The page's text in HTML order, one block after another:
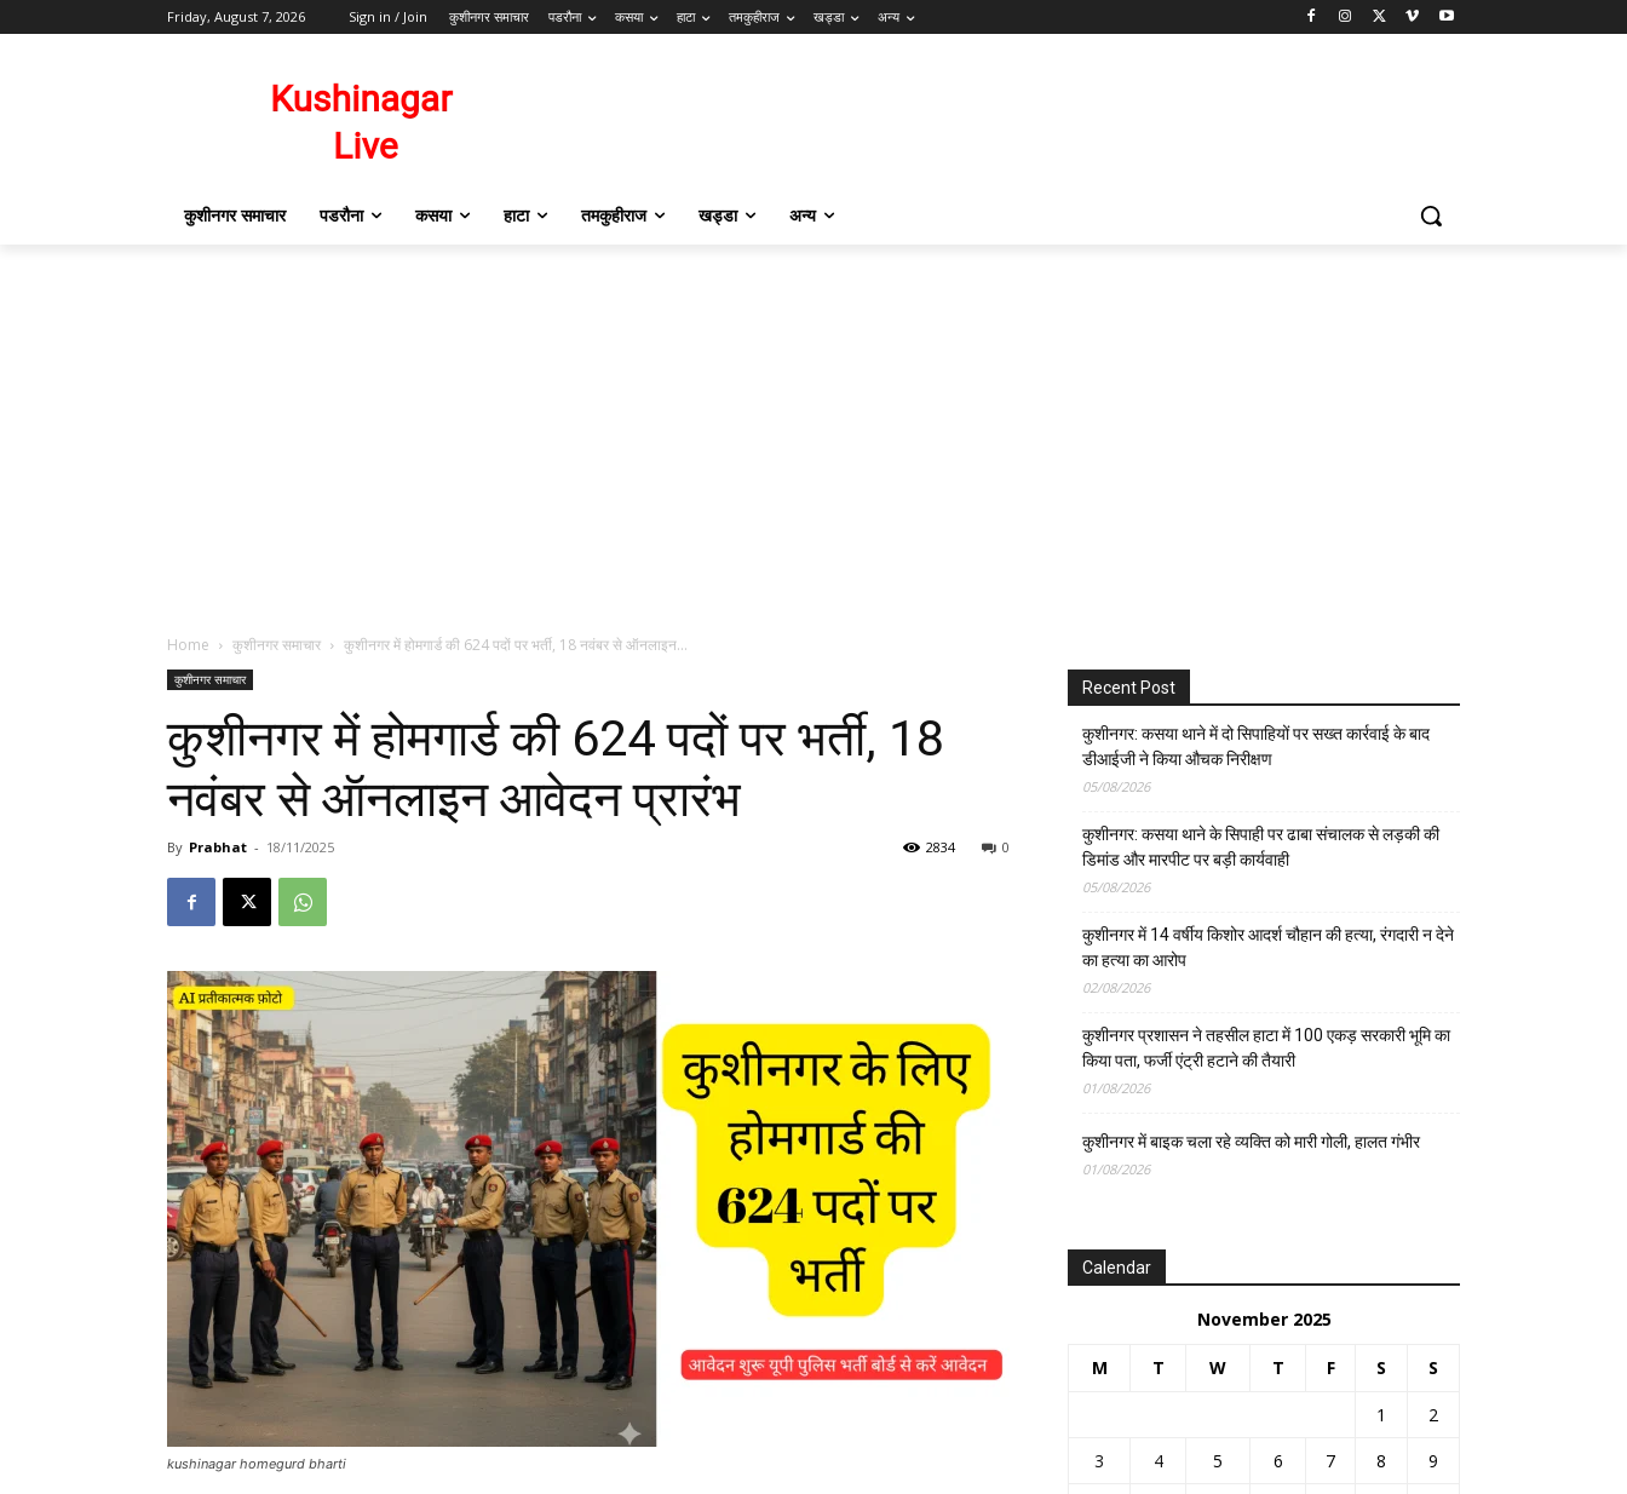
Friday, August 7, 2026 Sign in / Join कुशीनगर समाचार पडरौना कसया हाटा तमकुहीराज खड्डा अन्य
कुशीनगर समाचार पडरौना कसया हाटा तमकुहीराज खड्डा अन्य
Home कुशीनगर समाचार कुशीनगर में होमगार्ड की 624 पदों पर भर्ती, 18 नवंबर से ऑनलाइन...
कुशीनगर समाचार
कुशीनगर में होमगार्ड की 624 पदों पर भर्ती, 18
नवंबर से ऑनलाइन आवेदन प्रारंभ
By Prabhat - 18/11/2025 0
2834
kushinagar homegurd bharti
Recent Post
कुशीनगर: कसया थाने में दो सिपाहियों पर सख्त कार्रवाई के बाद
डीआईजी ने किया औचक निरीक्षण
05/08/2026
कुशीनगर: कसया थाने के सिपाही पर ढाबा संचालक से लड़की की
डिमांड और मारपीट पर बड़ी कार्यवाही
05/08/2026
कुशीनगर में 14 वर्षीय किशोर आदर्श चौहान की हत्या, रंगदारी न देने
का हत्या का आरोप
02/08/2026
कुशीनगर प्रशासन ने तहसील हाटा में 100 एकड़ सरकारी भूमि का
किया पता, फर्जी एंट्री हटाने की तैयारी
01/08/2026
कुशीनगर में बाइक चला रहे व्यक्ति को मारी गोली, हालत गंभीर
01/08/2026
Calendar
November 2025
M T W T F S S
1
2
3
4 5 6 7 8
9